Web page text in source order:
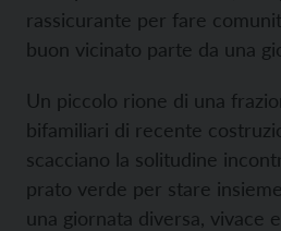
rassicurante per fare
buon vicinato parte da una
Un piccolo rione di una
bifamiliari di recente
scacciano la solitudine
prato verde per stare
una giornata diversa, vivace